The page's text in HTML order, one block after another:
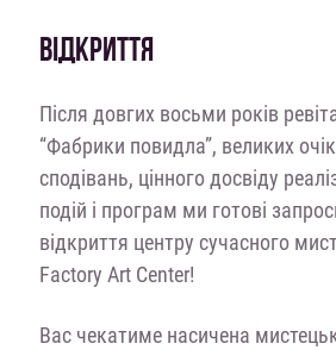
ВІДКРИТТЯ
Після довгих восьми років
“Фабрики повидла”, великих
сподівань, цінного досвіду
подій і програм ми готові
відкриття центру сучасного
Factory Art Center!
Вас чекатиме насичена